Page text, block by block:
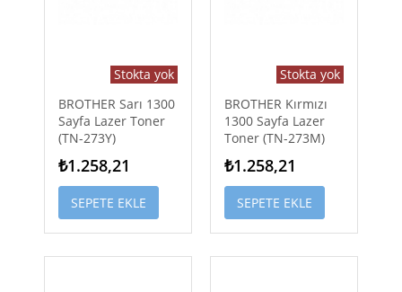
Stokta yok
BROTHER Sarı 1300
Sayfa Lazer Toner
(TN-273Y)
₺1.258,21
SEPETE EKLE
Stokta yok
BROTHER Kırmızı
1300 Sayfa Lazer
Toner (TN-273M)
₺1.258,21
SEPETE EKLE